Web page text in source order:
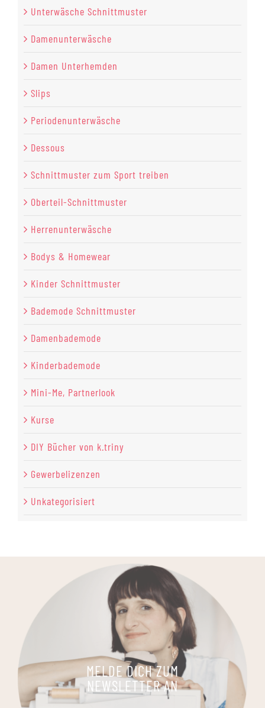
Unterwäsche Schnittmuster
Damenunterwäsche
Damen Unterhemden
Slips
Periodenunterwäsche
Dessous
Schnittmuster zum Sport treiben
Oberteil-Schnittmuster
Herrenunterwäsche
Bodys & Homewear
Kinder Schnittmuster
Bademode Schnittmuster
Damenbademode
Kinderbademode
Mini-Me, Partnerlook
Kurse
DIY Bücher von k.triny
Gewerbelizenzen
Unkategorisiert
MELDE DICH ZUM
NEWSLETTER AN